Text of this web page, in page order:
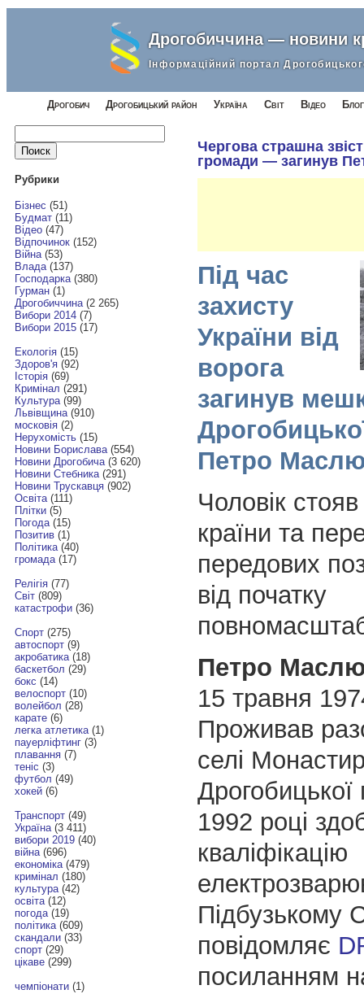
Дрогобиччина — новини
Інформаційний портал
Дрогобич Дрогобицький район Україна Світ Відео
Найти:
Рубрики
Бізнес (51)
Будмат(11)
Відео(47)
Відпочинок(152)
Війна(53)
Влада(137)
Господарка(380)
Гурман(1)
Дрогобиччина(2 265)
Вибори 2014(7)
Вибори 2015(17)
Екологія(15)
Здоров'я(92)
Історія(69)
Кримінал (291)
Культура(99)
Львівщина(910)
московія(2)
Нерухомість(15)
Новини Борислава(554)
Новини Дрогобича(3 620)
Новини Стебника(291)
Новини Трускавця(902)
Освіта(111)
Плітки(5)
Погода(15)
Позитив(1)
Політика(40)
громада(17)
Релігія(77)
Світ(809)
катастрофи(36)
Спорт(275)
автоспорт(9)
акробатика(18)
баскетбол (29)
бокс (14)
велоспорт(10)
волейбол (28)
карате(6)
легка атлетика(1)
пауерліфтинг(3)
плавання(7)
теніс (3)
футбол (49)
хокей(6)
Транспорт(49)
Україна(3 411)
вибори 2019(40)
війна(696)
економіка(479)
кримінал (180)
культура(42)
освіта(12)
погода(19)
політика(609)
скандали(33)
спорт(29)
цікаве(299)
чемпіонати(1)
Чергова страшна
громади — загинув
Під час
захисту
України від
ворога
загинув
Петро
Чоловік
країни та
передових
від початку
Петро
15 травня
Проживав
селі
1992 році
кваліфікацію
Підбузькому
повідомляє
посиланням